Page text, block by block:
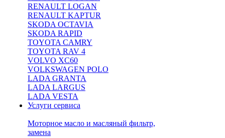
RENAULT LOGAN
RENAULT KAPTUR
SKODA OCTAVIA
SKODA RAPID
TOYOTA CAMRY
TOYOTA RAV 4
VOLVO XC60
VOLKSWAGEN POLO
LADA GRANTA
LADA LARGUS
LADA VESTA
Услуги сервиса
Моторное масло и масляный фильтр,
замена